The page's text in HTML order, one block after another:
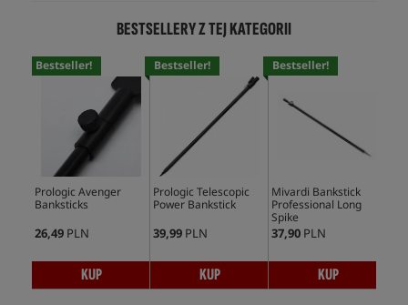
BESTSELLERY Z TEJ KATEGORII
Bestseller!
Prologic Avenger
Banksticks
26,49 PLN
KUP
Bestseller!
Prologic Telescopic
Power Bankstick
39,99 PLN
KUP
Bestseller!
Mivardi Bankstick
Professional Long
Spike
37,90 PLN
KUP